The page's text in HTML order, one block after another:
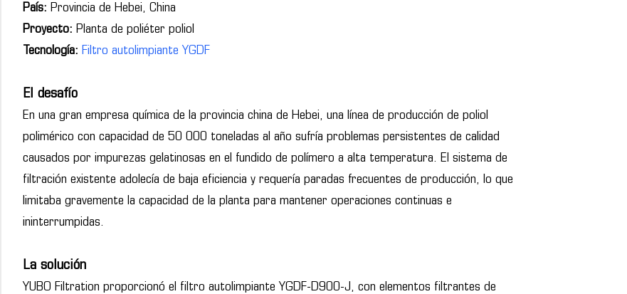
País: Provincia de Hebei, China
Proyecto: Planta de poliéter poliol
Tecnología: Filtro autolimpiante YGDF
El desafío
En una gran empresa química de la provincia china de Hebei, una línea de producción de poliol
polimérico con capacidad de 50 000 toneladas al año sufría problemas persistentes de calidad
causados por impurezas gelatinosas en el fundido de polímero a alta temperatura. El sistema de
filtración existente adolecía de baja eficiencia y requería paradas frecuentes de producción, lo que
limitaba gravemente la capacidad de la planta para mantener operaciones continuas e
ininterrumpidas.
La solución
YUBO Filtration proporcionó el filtro autolimpiante YGDF-D900-J, con elementos filtrantes de